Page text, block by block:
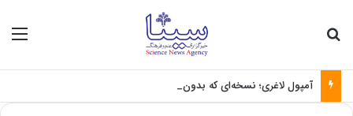
آمپول لاغری؛ نسخه‌ای که بدون تغذیه خطرناک می‌شود